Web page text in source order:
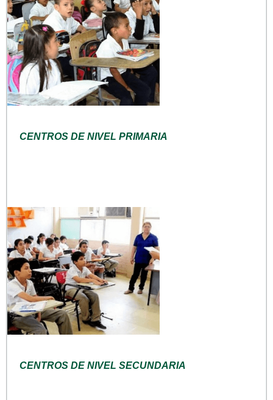
CENTROS DE NIVEL PRIMARIA
CENTROS DE NIVEL SECUNDARIA